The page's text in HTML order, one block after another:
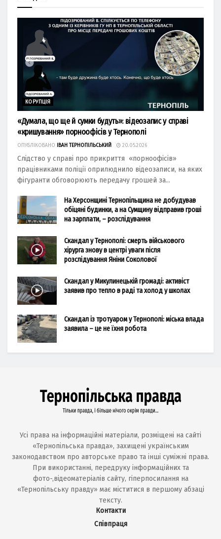
КОРУПЦІЯ
«Думала, що ще й сумки будуть»: відеозапис у справі
«кришування» порноофісів у Тернополі
ОПУБЛІКОВАНО ІВАН ТЕРНОПІЛЬСЬКИЙ 20.05.2026
Слідство у справі про прикриття «порноофісів»
працівниками поліції оприлюднило відеозаписи, на яких
фігуранти обговорюють передачу грошей за...
На Херсонщині Тернопільщина не добудував
обіцяні будинки, а на Сумщину відправив гроші
на зарплати, – розслідування
Скандал у Тернополі: смерть військового
хірурга знову в центрі уваги після
розслідування Яніни Соколової
Скандал у Микулинецькій громаді: активіст
заявив про тепло в раді та холод у школах
Скандал із тротуаром у Тернополі: міська влада
заявила – це не їхня робота
Усі права на інформаційні матеріали, розміщені на сайті
«Тернопільська правда», захищені українським
законодавством про авторське право та інші суміжні права.
При використанні, передруку інформаційних та
фото-,відеоматеріалів сайту, гіперпосилання на
«Тернопільську правду» має міститися в першому абзаці
тексту.
Контакти
Співпраця